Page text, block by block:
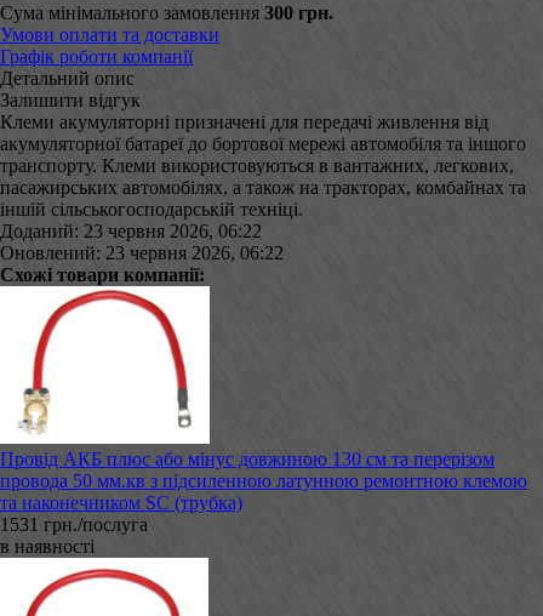
Сума мінімального замовлення 300 грн.
Умови оплати та доставки
Графік роботи компанії
Детальний опис
Залишити відгук
Клеми акумуляторні призначені для передачі живлення від
акумуляторної батареї до бортової мережі автомобіля та іншого
транспорту. Клеми використовуються в вантажних, легкових,
пасажирських автомобілях, а також на тракторах, комбайнах та
іншій сільськогосподарській техніці.
Доданий: 23 червня 2026, 06:22
Оновлений: 23 червня 2026, 06:22
Схожі товари компанії:
Провід АКБ плюс або мінус довжиною 130 см та перерізом
провода 50 мм.кв з підсиленною латунною ремонтною клемою
та наконечником SC (трубка)
1531 грн./послуга
в наявності